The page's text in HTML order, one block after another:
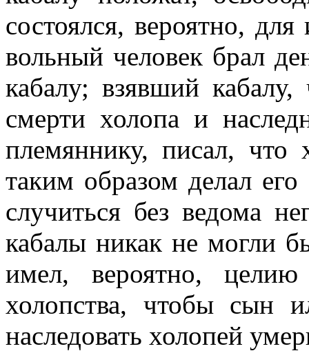
состоялся, вероятно,
вольный человек брал
кабалу; взявший
смерти холопа и
племяннику, писал,
таким образом делал
случиться без ведома
кабалы никак не могли
имел, вероятно, целию
холопства, чтобы сын
наследовать холопей